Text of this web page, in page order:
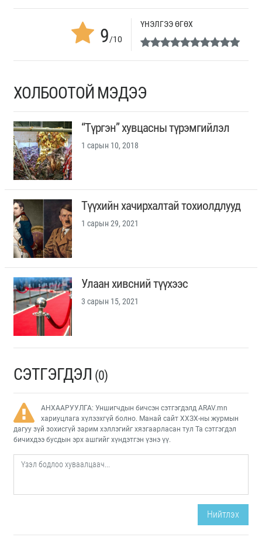
9/10
ҮНЭЛГЭЭ ӨГӨХ
ХОЛБООТОЙ МЭДЭЭ
“Түргэн” хувцасны түрэмгийлэл
1 сарын 10, 2018
Түүхийн хачирхалтай тохиолдлууд
1 сарын 29, 2021
Улаан хивсний түүхээс
3 сарын 15, 2021
СЭТГЭГДЭЛ (0)
АНХААРУУЛГА: Уншигчдын бичсэн сэтгэгдэлд ARAV.mn
хариуцлага хүлээхгүй болно. Манай сайт ХХЗХ-ны журмын
дагуу зүй зохисгүй зарим хэллэгийг хязгаарласан тул Та сэтгэгдэл
бичихдээ бусдын эрх ашгийг хүндэтгэн үзнэ үү.
Нийтлэх